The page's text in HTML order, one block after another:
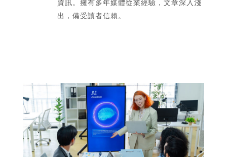
資訊。擁有多年媒體從業經驗，文章深入淺
出，備受讀者信賴。